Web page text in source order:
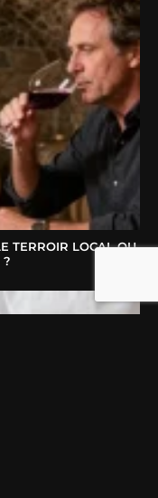
TERROIR LOCAL OU
?